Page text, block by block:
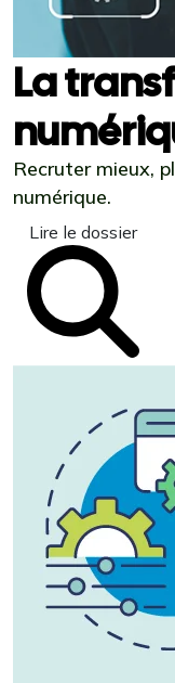
La
Recruter mieux,
numérique.
Lire le dossier